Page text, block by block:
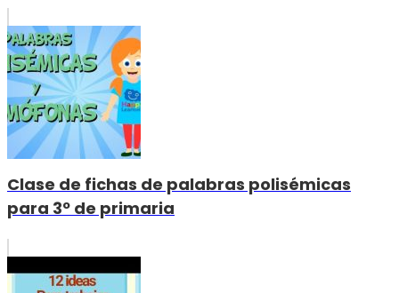
Clase de fichas de palabras polisémicas
para 3º de primaria